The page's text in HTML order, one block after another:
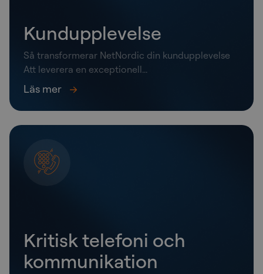
Kundupplevelse
Så transformerar NetNordic din kundupplevelse​
Att leverera en exceptionell...
Läs mer
Kritisk telefoni och
kommunikation